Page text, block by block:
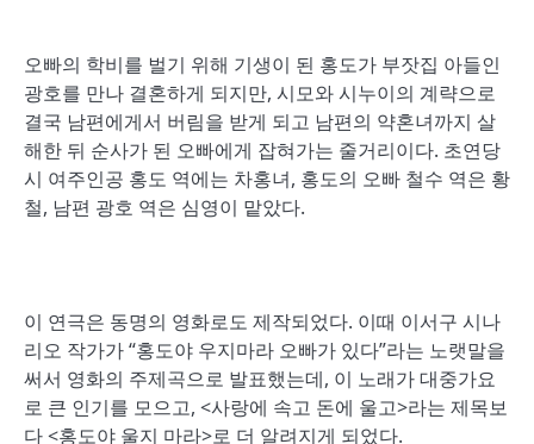
오빠의 학비를 벌기 위해 기생이 된 홍도가 부잣집 아들인
광호를 만나 결혼하게 되지만, 시모와 시누이의 계략으로
결국 남편에게서 버림을 받게 되고 남편의 약혼녀까지 살
해한 뒤 순사가 된 오빠에게 잡혀가는 줄거리이다. 초연당
시 여주인공 홍도 역에는 차홍녀, 홍도의 오빠 철수 역은 황
철, 남편 광호 역은 심영이 맡았다.
이 연극은 동명의 영화로도 제작되었다. 이때 이서구 시나
리오 작가가 “홍도야 우지마라 오빠가 있다”라는 노랫말을
써서 영화의 주제곡으로 발표했는데, 이 노래가 대중가요
로 큰 인기를 모으고, <사랑에 속고 돈에 울고>라는 제목보
다 <홍도야 울지 마라>로 더 알려지게 되었다.